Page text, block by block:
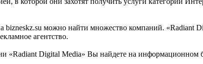
можно найти множество компаний. «Radiant
агентство.
Digital Media» Вы найдете на информационном